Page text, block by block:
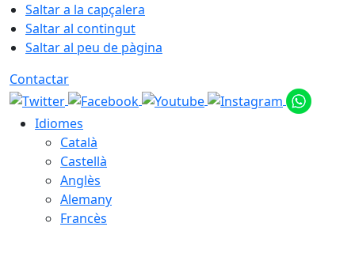
Saltar a la capçalera
Saltar al contingut
Saltar al peu de pàgina
Contactar
Idiomes
Català
Castellà
Anglès
Alemany
Francès